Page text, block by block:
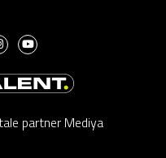
partner Mediya